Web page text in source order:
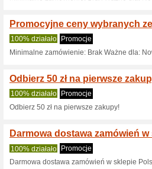
Aktualne
Kod
100% działało